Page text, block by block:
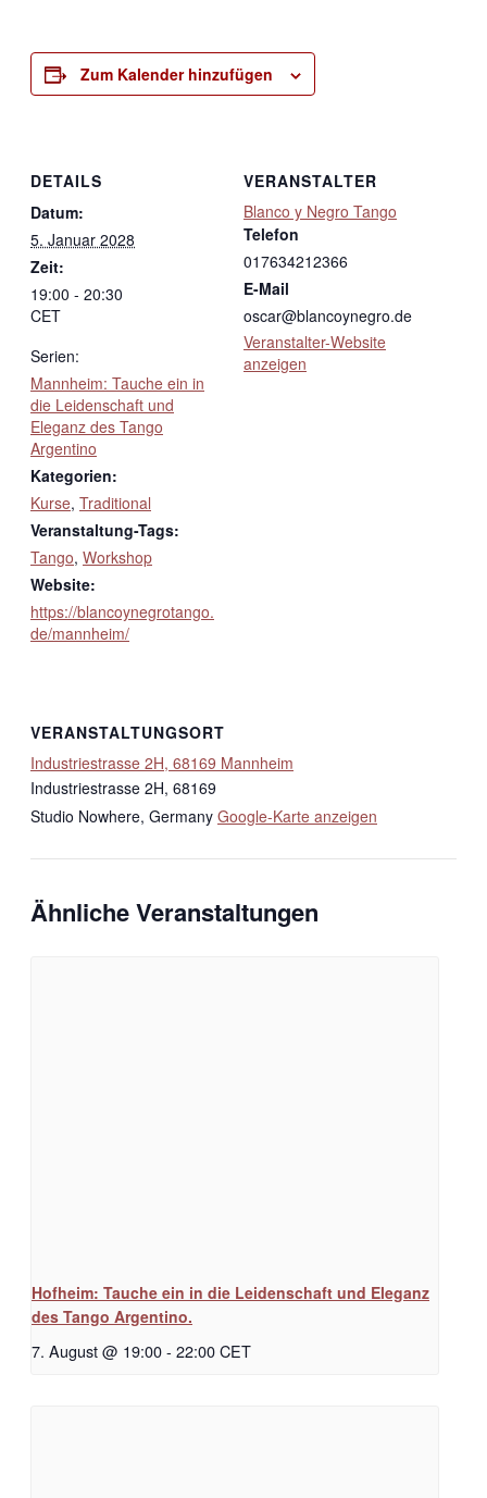
Zum Kalender hinzufügen
DETAILS
Datum:
5. Januar 2028
Zeit:
19:00 - 20:30
CET
Serien:
Mannheim: Tauche ein in
die Leidenschaft und
Eleganz des Tango
Argentino
Kategorien:
Kurse, Traditional
Veranstaltung-Tags:
Tango, Workshop
Website:
https://blancoynegrotango.
de/mannheim/
VERANSTALTER
Blanco y Negro Tango
Telefon
017634212366
E-Mail
oscar@blancoynegro.de
Veranstalter-Website
anzeigen
VERANSTALTUNGSORT
Industriestrasse 2H, 68169 Mannheim
Industriestrasse 2H, 68169
Studio Nowhere, Germany Google-Karte anzeigen
Ähnliche Veranstaltungen
Hofheim: Tauche ein in die Leidenschaft und Eleganz
des Tango Argentino.
7. August @ 19:00- 22:00CET